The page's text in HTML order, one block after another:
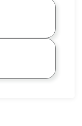
آیت الله مددی: چون
نتوانستند کاری
خب، این ها اصلا به
خودشان دید بسیار
اگر بنا بود که یعنی